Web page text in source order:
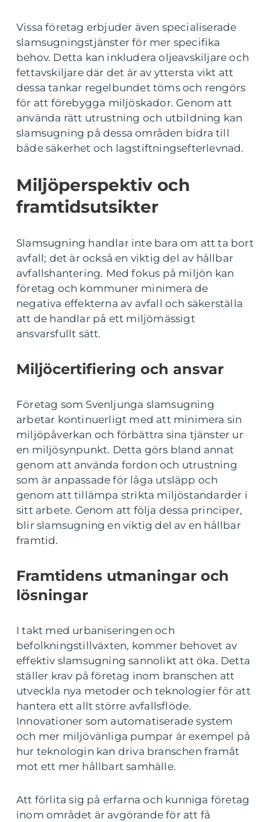
Vissa företag erbjuder även specialiserade
slamsugningstjänster för mer specifika
behov. Detta kan inkludera oljeavskiljare och
fettavskiljare där det är av yttersta vikt att
dessa tankar regelbundet töms och rengörs
för att förebygga miljöskador. Genom att
använda rätt utrustning och utbildning kan
slamsugning på dessa områden bidra till
både säkerhet och lagstiftningsefterlevnad.
Miljöperspektiv och
framtidsutsikter
Slamsugning handlar inte bara om att ta bort
avfall; det är också en viktig del av hållbar
avfallshantering. Med fokus på miljön kan
företag och kommuner minimera de
negativa effekterna av avfall och säkerställa
att de handlar på ett miljömässigt
ansvarsfullt sätt.
Miljöcertifiering och ansvar
Företag som Svenljunga slamsugning
arbetar kontinuerligt med att minimera sin
miljöpåverkan och förbättra sina tjänster ur
en miljösynpunkt. Detta görs bland annat
genom att använda fordon och utrustning
som är anpassade för låga utsläpp och
genom att tillämpa strikta miljöstandarder i
sitt arbete. Genom att följa dessa principer,
blir slamsugning en viktig del av en hållbar
framtid.
Framtidens utmaningar och
lösningar
I takt med urbaniseringen och
befolkningstillväxten, kommer behovet av
effektiv slamsugning sannolikt att öka. Detta
ställer krav på företag inom branschen att
utveckla nya metoder och teknologier för att
hantera ett allt större avfallsflöde.
Innovationer som automatiserade system
och mer miljövänliga pumpar är exempel på
hur teknologin kan driva branschen framåt
mot ett mer hållbart samhälle.
Att förlita sig på erfarna och kunniga företag
inom området är avgörande för att få